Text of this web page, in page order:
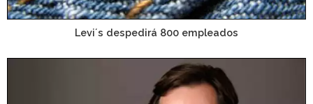
Levi´s despedirá 800 empleados